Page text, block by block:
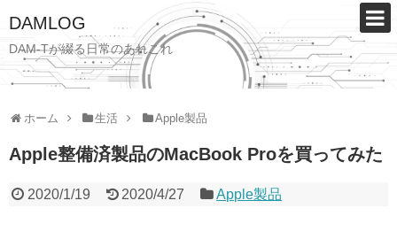
DAMLOG
DAM-Tが綴る日常のあれこれ
ホーム 生活 Apple製品
Apple整備済製品のMacBook Proを買ってみた
2020/1/19 2020/4/27 Apple製品